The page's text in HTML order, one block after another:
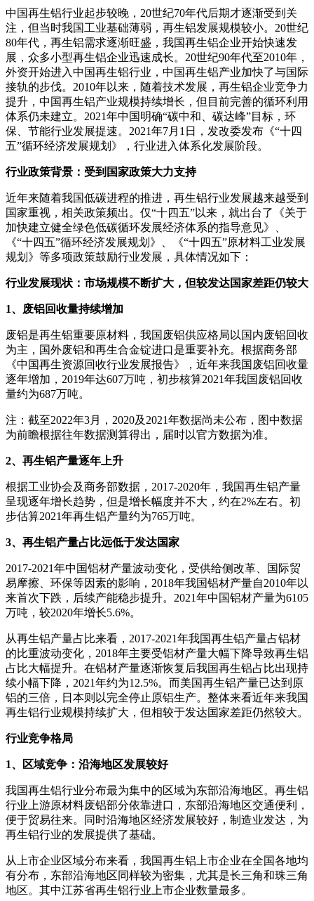
中国再生铝行业起步较晚，20世纪70年代后期才逐渐受到关
注，但当时我国工业基础薄弱，再生铝发展规模较小。20世纪
80年代，再生铝需求逐渐旺盛，我国再生铝企业开始快速发
展，众多小型再生铝企业迅速成长。20世纪90年代至2010年，
外资开始进入中国再生铝行业，中国再生铝产业加快了与国际
接轨的步伐。2010年以来，随着技术发展，再生铝企业竞争力
提升，中国再生铝产业规模持续增长，但目前完善的循环利用
体系仍未建立。2021年中国明确“碳中和、碳达峰”目标，环
保、节能行业发展提速。2021年7月1日，发改委发布《“十四
五”循环经济发展规划》，行业进入体系化发展阶段。
行业政策背景：受到国家政策大力支持
近年来随着我国低碳进程的推进，再生铝行业发展越来越受到
国家重视，相关政策频出。仅“十四五”以来，就出台了《关于
加快建立健全绿色低碳循环发展经济体系的指导意见》、
《“十四五”循环经济发展规划》、《“十四五”原材料工业发展
规划》等多项政策鼓励行业发展，具体情况如下：
行业发展现状：市场规模不断扩大，但较发达国家差距仍较大
1、废铝回收量持续增加
废铝是再生铝重要原材料，我国废铝供应格局以国内废铝回收
为主，国外废铝和再生合金锭进口是重要补充。根据商务部
《中国再生资源回收行业发展报告》，近年来我国废铝回收量
逐年增加，2019年达607万吨，初步核算2021年我国废铝回收
量约为687万吨。
注：截至2022年3月，2020及2021年数据尚未公布，图中数据
为前瞻根据往年数据测算得出，届时以官方数据为准。
2、再生铝产量逐年上升
根据工业协会及商务部数据，2017-2020年，我国再生铝产量
呈现逐年增长趋势，但是增长幅度并不大，约在2%左右。初
步估算2021年再生铝产量约为765万吨。
3、再生铝产量占比远低于发达国家
2017-2021年中国铝材产量波动变化，受供给侧改革、国际贸
易摩擦、环保等因素的影响，2018年我国铝材产量自2010年以
来首次下跌，后续产能稳步提升。2021年中国铝材产量为6105
万吨，较2020年增长5.6%。
从再生铝产量占比来看，2017-2021年我国再生铝产量占铝材
的比重波动变化，2018年主要受铝材产量大幅下降导致再生铝
占比大幅提升。在铝材产量逐渐恢复后我国再生铝占比出现持
续小幅下降，2021年约为12.5%。而美国再生铝产量已达到原
铝的三倍，日本则以完全停止原铝生产。整体来看近年来我国
再生铝行业规模持续扩大，但相较于发达国家差距仍然较大。
行业竞争格局
1、区域竞争：沿海地区发展较好
我国再生铝行业分布最为集中的区域为东部沿海地区。再生铝
行业上游原材料废铝部分依靠进口，东部沿海地区交通便利，
便于贸易往来。同时沿海地区经济发展较好，制造业发达，为
再生铝行业的发展提供了基础。
从上市企业区域分布来看，我国再生铝上市企业在全国各地均
有分布，东部沿海地区同样较为密集，尤其是长三角和珠三角
地区。其中江苏省再生铝行业上市企业数量最多。